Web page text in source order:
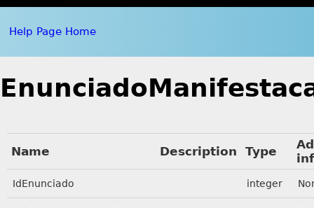
Help Page Home
Name Description Type
IdEnunciado integer